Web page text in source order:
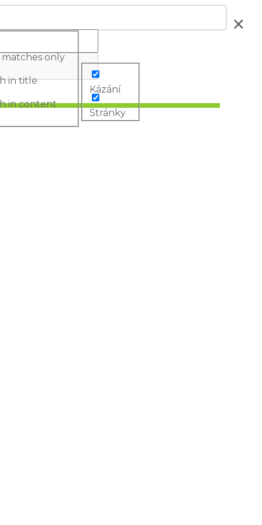
matches only
in title
in content
Kázání
Stránky